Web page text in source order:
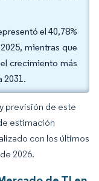
el 40,78%
mientras que
crecimiento más
2031.
previsión de este
estimación
con los últimos
2026.